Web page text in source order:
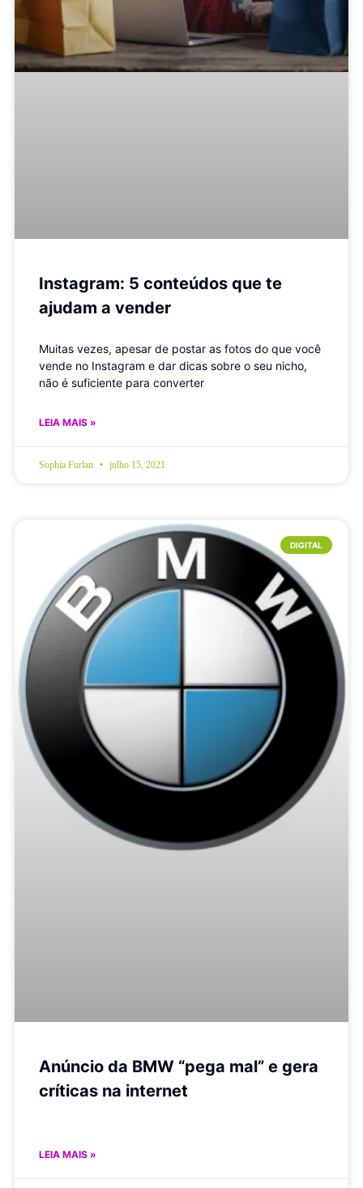
Instagram: 5 conteúdos que te
ajudam a vender
Muitas vezes, apesar de postar as fotos do que você
vende no Instagram e dar dicas sobre o seu nicho,
não é suficiente para converter
LEIA MAIS »
Sophia Furlan julho 15, 2021
DIGITAL
Anúncio da BMW “pega mal” e gera
críticas na internet
LEIA MAIS »